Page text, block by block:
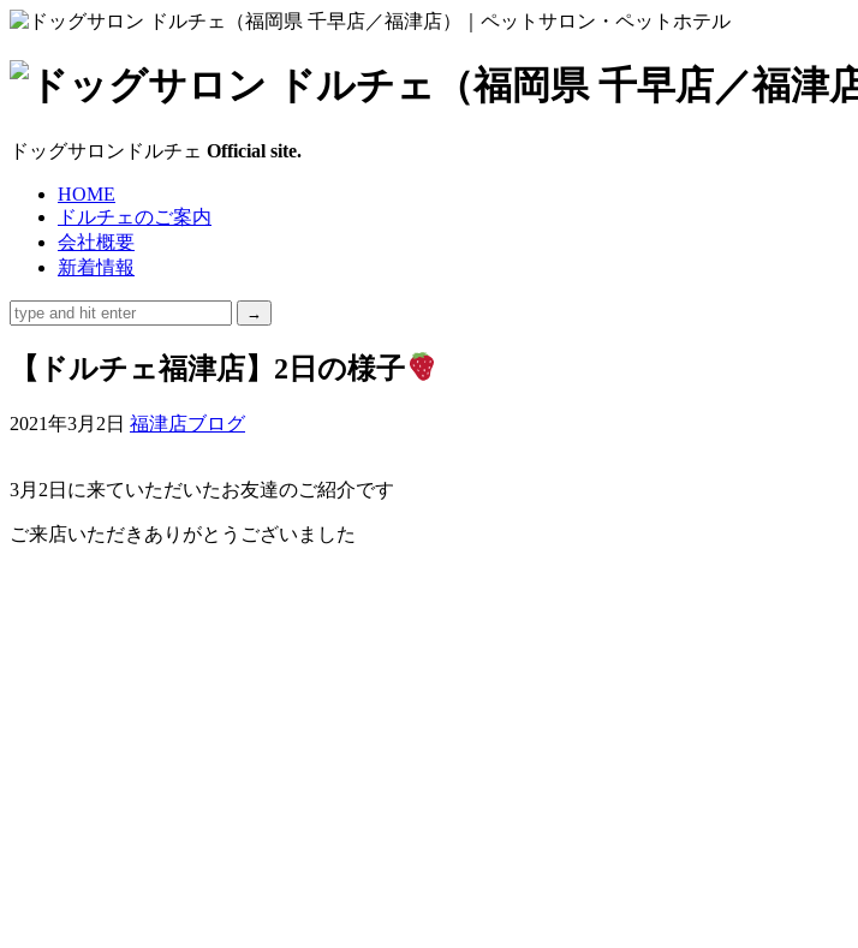
ド
ッ
グ
サ
ロ
ン
チ
ドッグサロンドルチェ Official site.
HOME
ドルチェのご案内
会社概要
新着情報
【ドルチェ福津店】2日の様子
2021年3月2日 福津店ブログ
3月2日に来ていただいたお友達のご紹介です
ご来店いただきありがとうございました